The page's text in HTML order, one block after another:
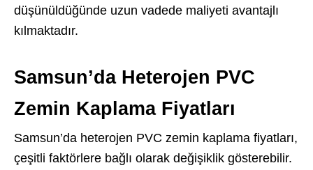
düşünüldüğünde uzun vadede maliyeti avantajlı
kılmaktadır.
Samsun’da Heterojen PVC
Zemin Kaplama Fiyatları
Samsun’da heterojen PVC zemin kaplama fiyatları,
çeşitli faktörlere bağlı olarak değişiklik gösterebilir.